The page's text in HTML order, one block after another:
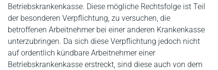
Betriebskrankenkasse. Diese mögliche Rechtsfolge ist Teil
der besonderen Verpflichtung, zu versuchen, die
betroffenen Arbeitnehmer bei einer anderen Krankenkasse
unterzubringen. Da sich diese Verpflichtung jedoch nicht
auf ordentlich kündbare Arbeitnehmer einer
Betriebskrankenkasse erstreckt, sind diese auch von dem